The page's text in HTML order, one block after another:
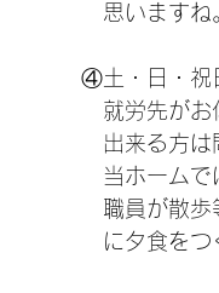
思いますね
④土・日・祝
就労先がお
出来る方は
当ホームで
職員が散歩
に夕食をつ